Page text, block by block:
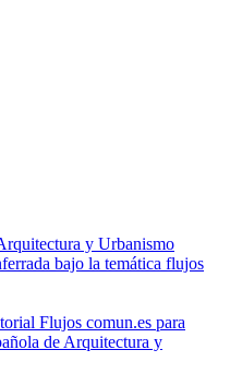
y Urbanismo
bajo la temática flujos
Flujos comun.es para
de Arquitectura y